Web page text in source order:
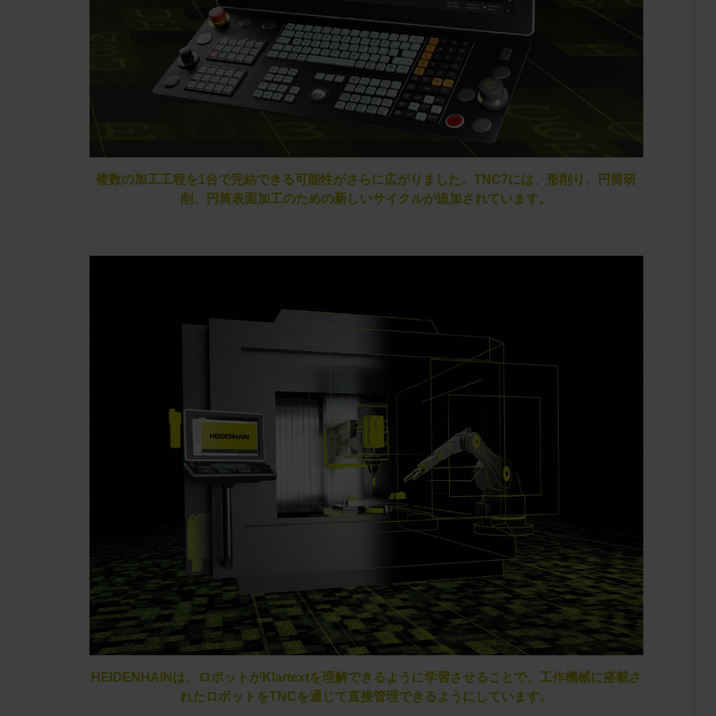
複数の加工工程を1台で完結できる可能性がさらに広がりました。TNC7には、形削り、円筒研
削、円筒表面加工のための新しいサイクルが追加されています。
HEIDENHAINは、ロボットがKlartextを理解できるように学習させることで、工作機械に搭載さ
れたロボットをTNCを通じて直接管理できるようにしています。